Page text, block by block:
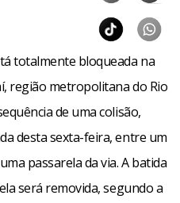
totalmente bloqueada na
região metropolitana do Rio
de uma colisão,
desta sexta-feira, entre um
passarela da via. A batida
será removida, segundo a